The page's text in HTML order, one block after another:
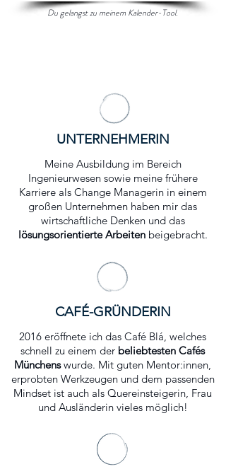
Du gelangst zu meinem Kalender-Tool.
UNTERNEHMERIN
Meine Ausbildung im Bereich
Ingenieurwesen sowie meine frühere
Karriere als Change Managerin in einem
großen Unternehmen haben mir das
wirtschaftliche Denken und das
lösungsorientierte Arbeitenbeigebracht.
CAFÉ-GRÜNDERIN
2016 eröffnete ich das Café Blá, welches
schnell zu einem der beliebtesten Cafés
Münchenswurde. Mit guten Mentor:innen,
erprobten Werkzeugen und dem passenden
Mindset ist auch als Quereinsteigerin, Frau
und Ausländerin vieles möglich!